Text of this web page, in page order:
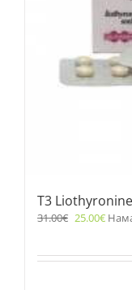
T3 Liothyronine
31.00€ 25.00€